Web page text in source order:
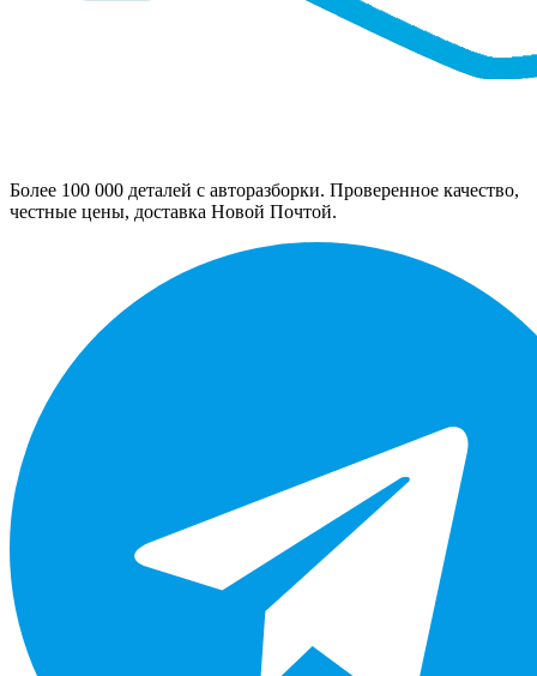
Более 100 000 деталей с авторазборки. Проверенное качество,
честные цены, доставка Новой Почтой.